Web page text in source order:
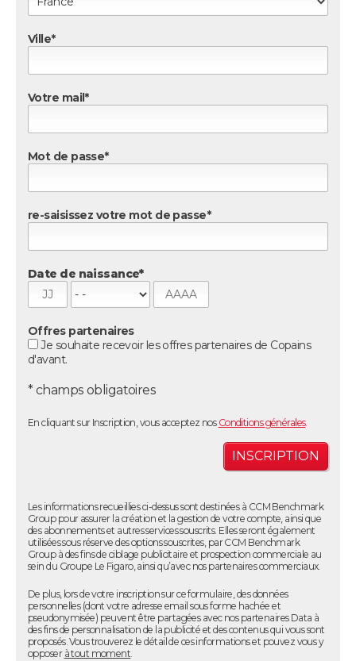
FORUM
Bricolage
Lifestyle
Culture
Sport
Auto
Television
Voyage
CinemaVille*
Votre mail*
Mot de passe*
re-saisissez votre mot de passe*
Date de naissance*
Offres partenaires
Je souhaite recevoir les offres partenaires de Copains
d'avant.
* champs obligatoires
En cliquant sur Inscription, vous acceptez nos Conditions générales.
Les informations recueillies ci-dessus sont destinées à CCM Benchmark
Group pour assurer la création et la gestion de votre compte, ainsi que
des abonnements et autres services souscrits. Elles seront également
utilisées sous réserve des options souscrites, par CCM Benchmark
Group à des fins de ciblage publicitaire et prospection commerciale au
sein du Groupe Le Figaro, ainsi qu’avec nos partenaires commerciaux.
De plus, lors de votre inscription sur ce formulaire, des données
personnelles (dont votre adresse email sous forme hachée et
pseudonymisée) peuvent être partagées avec nos partenaires Data à
des fins de personnalisation de la publicité et des contenus qui vous sont
proposés. Vous trouverez le détail de ces informations et pouvez vous y
opposer à tout moment.